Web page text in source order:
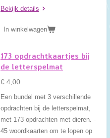
Bekijk details
In winkelwagen
173 opdrachtkaartjes bij
de letterspelmat
€ 4,00
Een bundel met 3 verschillende
opdrachten bij de letterspelmat,
met 173 opdrachten met dieren. -
45 woordkaarten om te lopen op